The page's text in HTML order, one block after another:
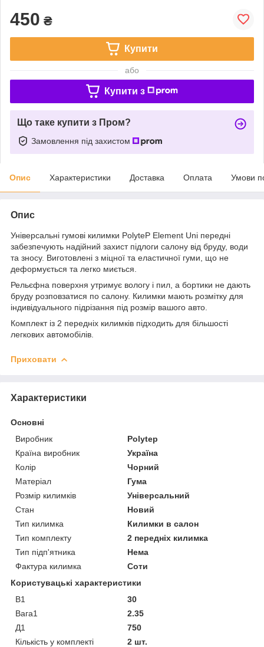
450 ₴
Купити
або
Купити з
Що таке купити з Пром?
Замовлення під захистом
Опис Характеристики Доставка Оплата Умови
Опис
Універсальні гумові килимки PolyteP Element Uni передні
забезпечують надійний захист підлоги салону від бруду, води
та зносу. Виготовлені з міцної та еластичної гуми, що не
деформується та легко миється.
Рельєфна поверхня утримує вологу і пил, а бортики не дають
бруду розповзатися по салону. Килимки мають розмітку для
індивідуального підрізання під розмір вашого авто.
Комплект із 2 передніх килимків підходить для більшості
легкових автомобілів.
Приховати
Характеристики
Основні
Виробник
Polytep
Країна виробник
Україна
Колір
Чорний
Матеріал
Гума
Розмір килимків
Універсальний
Стан
Новий
Тип килимка
Килимки в салон
Тип комплекту
2 передніх килимка
Тип підп'ятника
Нема
Фактура килимка
Соти
Користувацькі характеристики
В1
30
Вага1
2.35
Д1
750
Кількість у комплекті
2 шт.